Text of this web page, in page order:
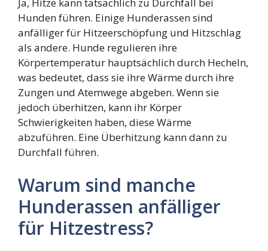
Hunden führen. Einige Hunderassen sind
anfälliger für Hitzeerschöpfung und Hitzschlag
als andere. Hunde regulieren ihre
Körpertemperatur hauptsächlich durch Hecheln,
was bedeutet, dass sie ihre Wärme durch ihre
Zungen und Atemwege abgeben. Wenn sie
jedoch überhitzen, kann ihr Körper
Schwierigkeiten haben, diese Wärme
abzuführen. Eine Überhitzung kann dann zu
Durchfall führen.
Warum sind manche
Hunderassen anfälliger
für Hitzestress?